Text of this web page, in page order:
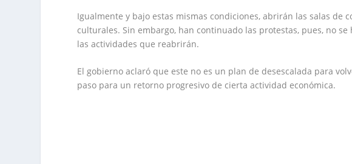
Igualmente y bajo estas mismas condiciones, abrirán las salas de
culturales. Sin embargo, han continuado las protestas, pues, no
las actividades que reabrirán.
El gobierno aclaró que este no es un plan de desescalada para
paso para un retorno progresivo de cierta actividad económica.